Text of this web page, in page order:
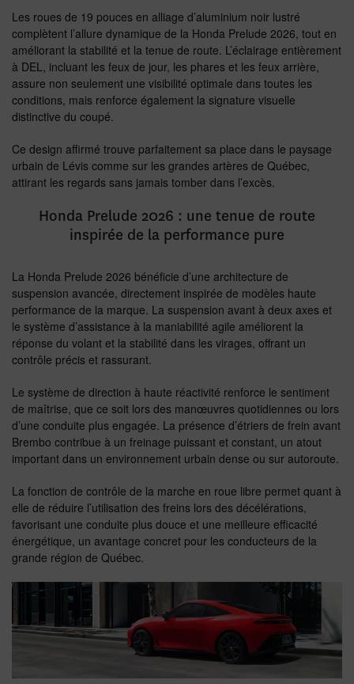
Les roues de 19 pouces en alliage d’aluminium noir lustré
complètent l’allure dynamique de la Honda Prelude 2026, tout en
améliorant la stabilité et la tenue de route. L’éclairage entièrement
à DEL, incluant les feux de jour, les phares et les feux arrière,
assure non seulement une visibilité optimale dans toutes les
conditions, mais renforce également la signature visuelle
distinctive du coupé.
Ce design affirmé trouve parfaitement sa place dans le paysage
urbain de Lévis comme sur les grandes artères de Québec,
attirant les regards sans jamais tomber dans l’excès.
Honda Prelude 2026 : une tenue de route
inspirée de la performance pure
La Honda Prelude 2026 bénéficie d’une architecture de
suspension avancée, directement inspirée de modèles haute
performance de la marque. La suspension avant à deux axes et
le système d’assistance à la maniabilité agile améliorent la
réponse du volant et la stabilité dans les virages, offrant un
contrôle précis et rassurant.
Le système de direction à haute réactivité renforce le sentiment
de maîtrise, que ce soit lors des manœuvres quotidiennes ou lors
d’une conduite plus engagée. La présence d’étriers de frein avant
Brembo contribue à un freinage puissant et constant, un atout
important dans un environnement urbain dense ou sur autoroute.
La fonction de contrôle de la marche en roue libre permet quant à
elle de réduire l’utilisation des freins lors des décélérations,
favorisant une conduite plus douce et une meilleure efficacité
énergétique, un avantage concret pour les conducteurs de la
grande région de Québec.